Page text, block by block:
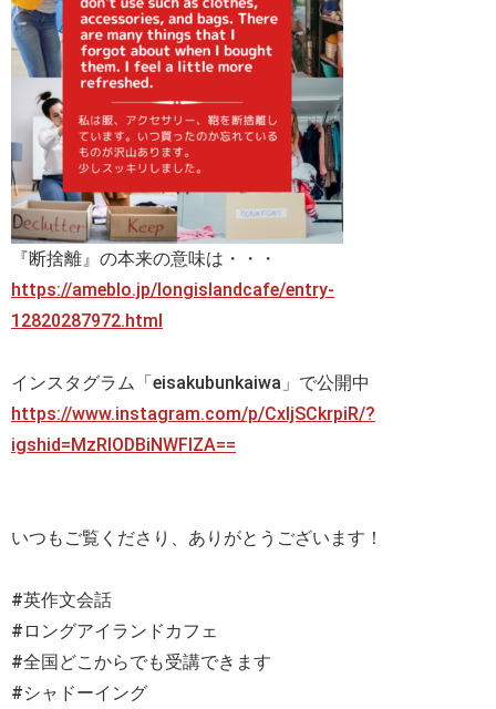
『断捨離』の本来の意味は・・・
https://ameblo.jp/longislandcafe/entry-
12820287972.html
インスタグラム「eisakubunkaiwa」で公開中
https://www.instagram.com/p/CxIjSCkrpiR/?
igshid=MzRlODBiNWFlZA==
いつもご覧くださり、ありがとうございます！
#英作文会話
#ロングアイランドカフェ
#全国どこからでも受講できます
#シャドーイング